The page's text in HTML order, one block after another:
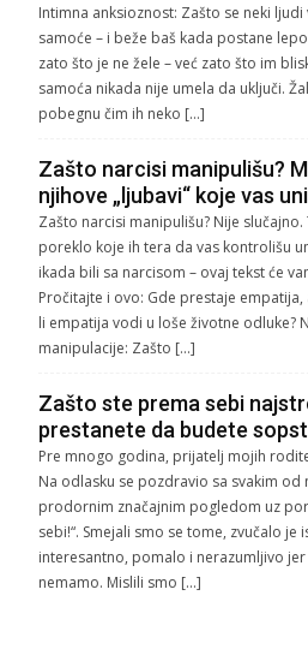
Intimna anksioznost: Zašto se neki
samoće – i beže baš kada postane
zato što je ne žele – već zato što im
samoća nikada nije umela da uključi.
pobegnu čim ih neko […]
Zašto narcisi manipulišu?
njihove „ljubavi“ koje vas
Zašto narcisi manipulišu? Nije
poreklo koje ih tera da vas kontrolišu
ikada bili sa narcisom – ovaj tekst će
Pročitajte i ovo: Gde prestaje
li empatija vodi u loše životne odluke?
manipulacije: Zašto […]
Zašto ste prema sebi
prestanete da budete
Pre mnogo godina, prijatelj mojih
Na odlasku se pozdravio sa svakim od
prodornim značajnim pogledom uz
sebi!“. Smejali smo se tome, zvučalo
interesantno, pomalo i nerazumljivo
nemamo. Mislili smo […]